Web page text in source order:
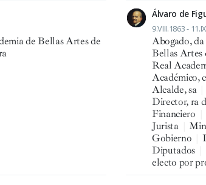
de Bellas Artes de
Álvaro de
9.VIII.1863 -
Abogado, da
Bellas Artes
Real
Académico,
Alcalde, sa
Director, ra
Financiero
Jurista
Gobierno
Diputados
electo por